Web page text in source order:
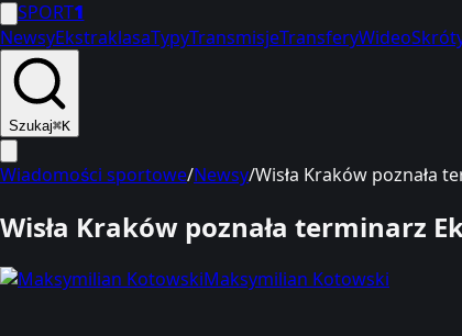
SPORT1
NewsyEkstraklasaTypyTransmisjeTransferyWideo
Szukaj⌘K
Wiadomości sportowe/Newsy/Wisła Kraków poznała
Wisła Kraków poznała terminarz
Maksymilian Kotowski